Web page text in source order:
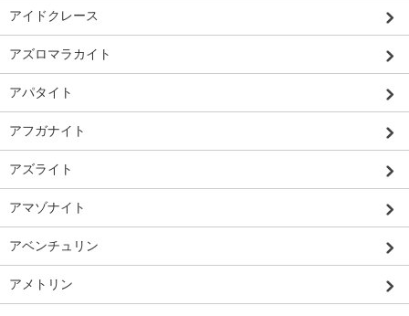
アイドクレース
アズロマラカイト
アパタイト
アフガナイト
アズライト
アマゾナイト
アベンチュリン
アメトリン